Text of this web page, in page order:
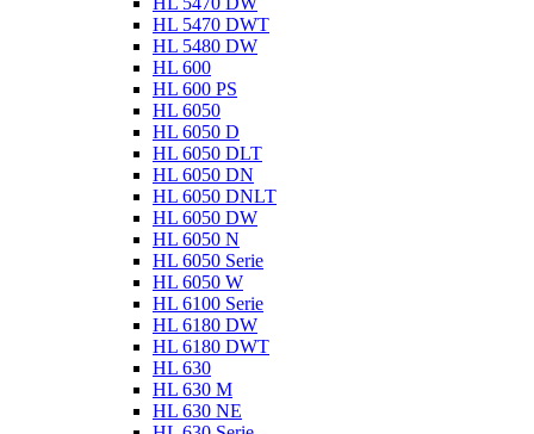
HL 5470 DWT
HL 5480 DW
HL 600
HL 600 PS
HL 6050
HL 6050 D
HL 6050 DLT
HL 6050 DN
HL 6050 DNLT
HL 6050 DW
HL 6050 N
HL 6050 Serie
HL 6050 W
HL 6100 Serie
HL 6180 DW
HL 6180 DWT
HL 630
HL 630 M
HL 630 NE